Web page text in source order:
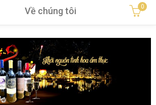
Về chúng tôi 0